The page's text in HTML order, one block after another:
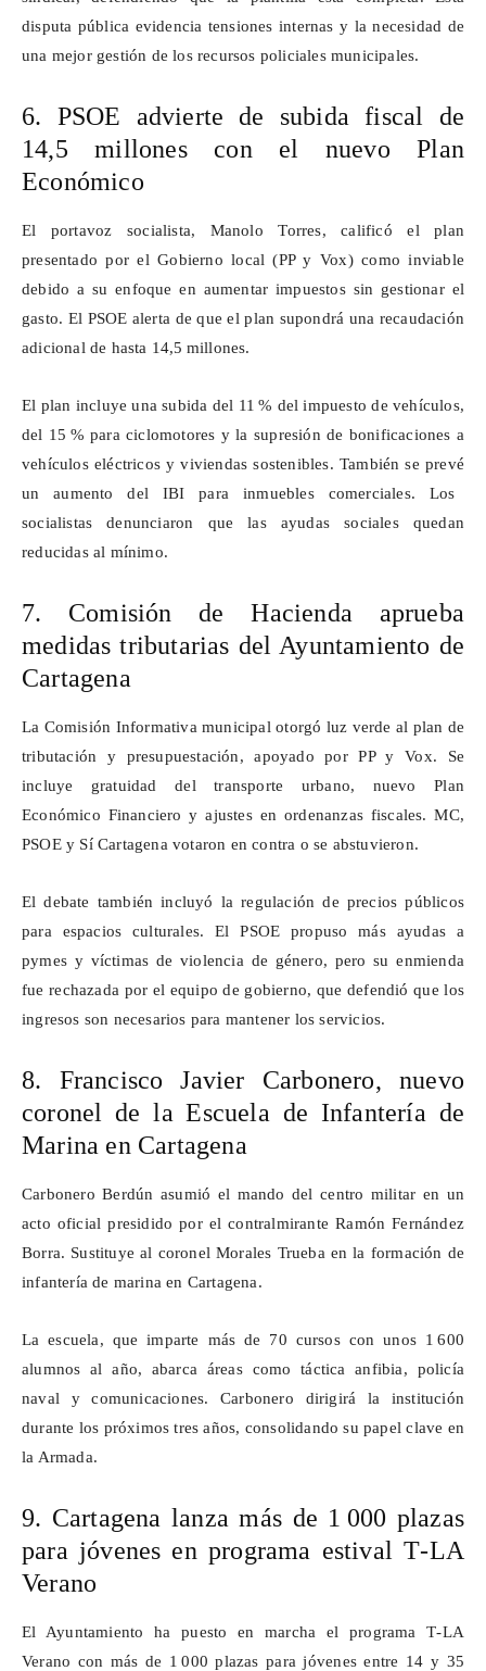
disputa pública evidencia tensiones internas y la necesidad de
una mejor gestión de los recursos policiales municipales.
6. PSOE advierte de subida fiscal de
14,5 millones con el nuevo Plan
Económico
El portavoz socialista, Manolo Torres, calificó el plan
presentado por el Gobierno local (PP y Vox) como inviable
debido a su enfoque en aumentar impuestos sin gestionar el
gasto. El PSOE alerta de que el plan supondrá una recaudación
adicional de hasta 14,5 millones.
El plan incluye una subida del 11 % del impuesto de vehículos,
del 15 % para ciclomotores y la supresión de bonificaciones a
vehículos eléctricos y viviendas sostenibles. También se prevé
un aumento del IBI para inmuebles comerciales. Los
socialistas denunciaron que las ayudas sociales quedan
reducidas al mínimo.
7. Comisión de Hacienda aprueba
medidas tributarias del Ayuntamiento de
Cartagena
La Comisión Informativa municipal otorgó luz verde al plan de
tributación y presupuestación, apoyado por PP y Vox. Se
incluye gratuidad del transporte urbano, nuevo Plan
Económico Financiero y ajustes en ordenanzas fiscales. MC,
PSOE y Sí Cartagena votaron en contra o se abstuvieron.
El debate también incluyó la regulación de precios públicos
para espacios culturales. El PSOE propuso más ayudas a
pymes y víctimas de violencia de género, pero su enmienda
fue rechazada por el equipo de gobierno, que defendió que los
ingresos son necesarios para mantener los servicios.
8. Francisco Javier Carbonero, nuevo
coronel de la Escuela de Infantería de
Marina en Cartagena
Carbonero Berdún asumió el mando del centro militar en un
acto oficial presidido por el contralmirante Ramón Fernández
Borra. Sustituye al coronel Morales Trueba en la formación de
infantería de marina en Cartagena.
La escuela, que imparte más de 70 cursos con unos 1 600
alumnos al año, abarca áreas como táctica anfibia, policía
naval y comunicaciones. Carbonero dirigirá la institución
durante los próximos tres años, consolidando su papel clave en
la Armada.
9. Cartagena lanza más de 1 000 plazas
para jóvenes en programa estival T‑LA
Verano
El Ayuntamiento ha puesto en marcha el programa T‑LA
Verano con más de 1 000 plazas para jóvenes entre 14 y 35